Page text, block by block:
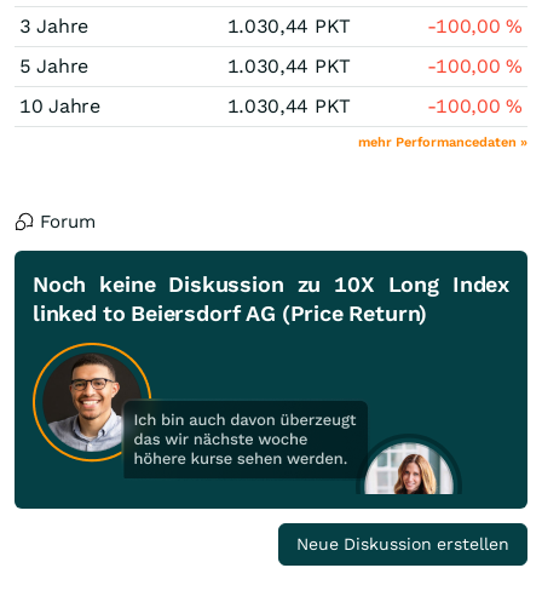
3 Jahre
1.030,44 PKT -100,00%
5 Jahre
1.030,44 PKT -100,00%
10 Jahre
1.030,44 PKT -100,00%
mehr Performancedaten »
Forum
Noch keine Diskussion zu 10X Long Index
linked to Beiersdorf AG (Price Return)
Neue Diskussion erstellen